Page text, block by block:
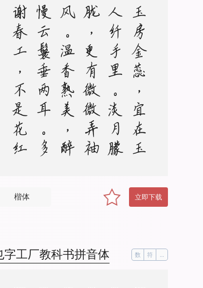
玉
房
金
蕊
，
宜
在
玉
人
纤
手
里
。
淡
月
朦
胧
，
更
有
微
微
弄
袖
风
。
温
香
熟
美
，
醉
慢
云
鬟
垂
两
耳
。
多
谢
春
工
，
不
是
花
红
是
玉
红
楷体 立即下载
字工厂教科书拼音体 数 符 ...